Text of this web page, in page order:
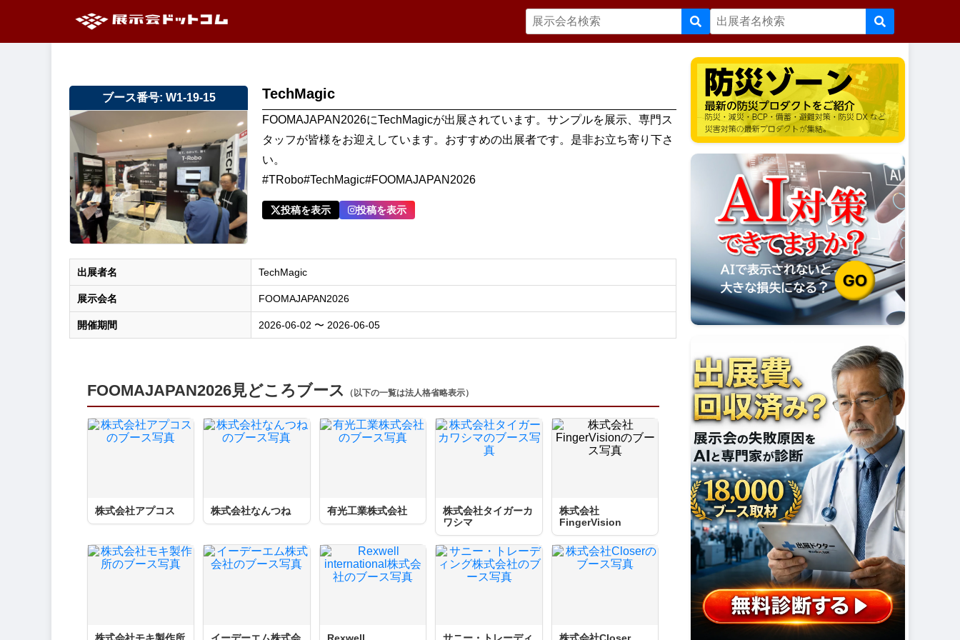
ブース番号: W1-19-15 TechMagic
FOOMAJAPAN2026にTechMagicが出展されています。サンプルを展示、専門ス
タッフが皆様をお迎えしています。おすすめの出展者です。是非お立ち寄り下さ
い。
#TRobo#TechMagic#FOOMAJAPAN2026
投稿を表示 投稿を表示
出展者名 TechMagic
展示会名 FOOMAJAPAN2026
開催期間 2026-06-02 〜 2026-06-05
FOOMAJAPAN2026見どころブース （以下の一覧は法人格省略表示）
株式会社アプコス 株式会社なんつね 有光工業株式会社
株式会社タイガーカ
ワシマ
株式会社
FingerVision